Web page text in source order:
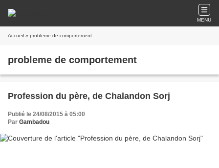
MENU
Accueil » probleme de comportement
probleme de comportement
Profession du père, de Chalandon Sorj
Publié le 24/08/2015 à 05:00
Par Gambadou